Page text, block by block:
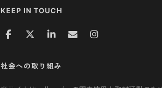
KEEP IN TOUCH
社会への取り組み